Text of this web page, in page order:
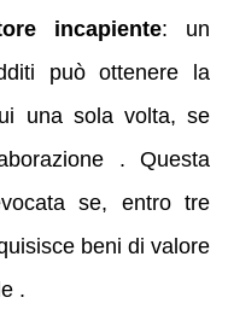
incapiente: un
può ottenere la
una sola volta, se
. Questa
se, entro tre
beni di valore
.